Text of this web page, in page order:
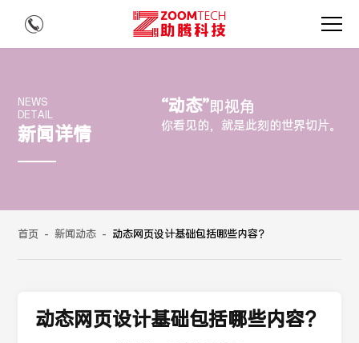
NEWS
DETAIL
新闻详情
“动态”即视角
你看见的，就是此刻的世界切片。
首页 - 新闻动态 - 动态网页设计基础包括哪些内容？
动态网页设计基础包括哪些内容？